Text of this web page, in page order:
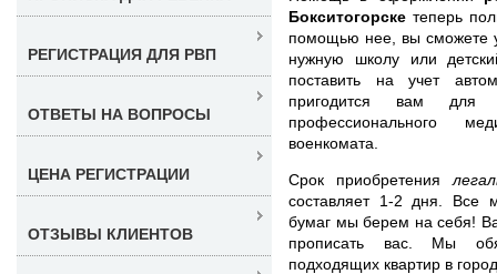
Бокситогорске теперь
помощью нее, вы сможете
нужную школу или
поставить на учет
пригодится вам для
профессионального
военкомата.
Срок приобретения
составляет 1-2 дня. Все
бумаг мы берем на себя!
прописать вас. Мы
подходящих квартир в
РЕГИСТРАЦИЯ ДЛЯ РВП
ОТВЕТЫ НА ВОПРОСЫ
ЦЕНА РЕГИСТРАЦИИ
ОТЗЫВЫ КЛИЕНТОВ